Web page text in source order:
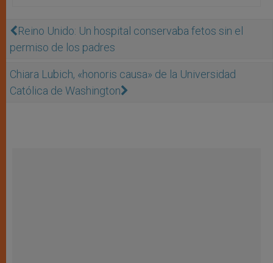
Reino Unido: Un hospital conservaba fetos sin el
permiso de los padres
Chiara Lubich, «honoris causa» de la Universidad
Católica de Washington